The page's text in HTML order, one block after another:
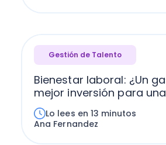
Gestión de Talento
Bienestar laboral: ¿Un
mejor inversión para
Lo lees en 13 minutos
Ana Fernandez